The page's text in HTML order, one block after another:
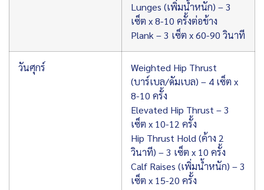
Lunges (เพิ่มน้ำหนัก) – 3
เซ็ต x 8-10 ครั้งต่อข้าง
Plank – 3 เซ็ต x 60-90 วินาที
วันศุกร์
Weighted Hip Thrust
(บาร์เบล/ดัมเบล) – 4 เซ็ต x
8-10 ครั้ง
Elevated Hip Thrust – 3
เซ็ต x 10-12 ครั้ง
Hip Thrust Hold (ค้าง 2
วินาที) – 3 เซ็ต x 10 ครั้ง
Calf Raises (เพิ่มน้ำหนัก) – 3
เซ็ต x 15-20 ครั้ง